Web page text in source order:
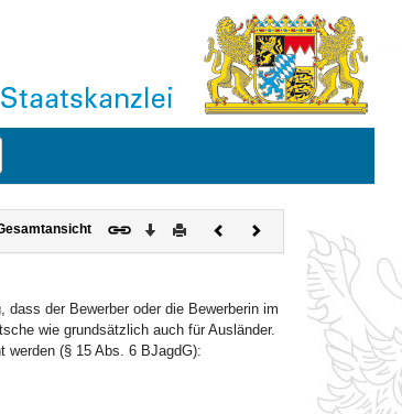
Download
DruckenVorherigesNächstes
Dokument
der Bewerber oder die Bewerberin im
wie grundsätzlich auch für Ausländer.
werden (§ 15 Abs. 6 BJagdG):